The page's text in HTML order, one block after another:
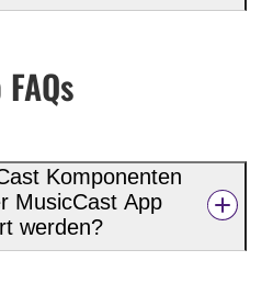
Komponenten
MusicCast App
werden?